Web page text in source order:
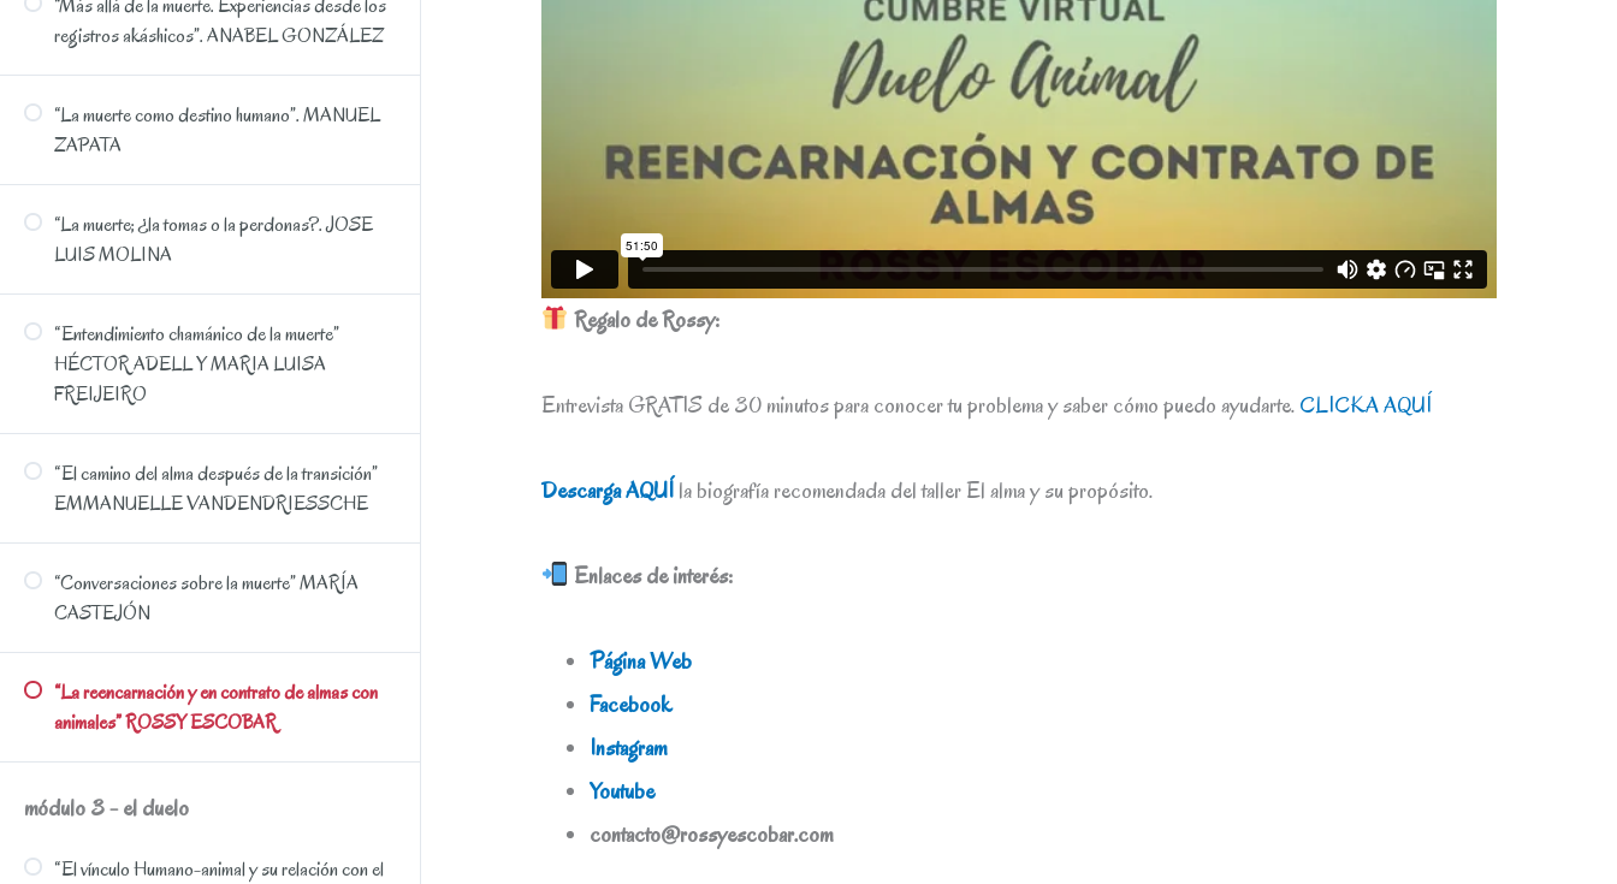
registros akáshicos”. ANABEL GONZÁLEZ
“La muerte como destino humano”. MANUEL
ZAPATA
“La muerte; ¿la tomas o la perdonas?. JOSE
LUIS MOLINA
“Entendimiento chamánico de la muerte”
HÉCTOR ADELL Y MARIA LUISA
FREIJEIRO
“El camino del alma después de la transición”
EMMANUELLE VANDENDRIESSCHE
“Conversaciones sobre la muerte” MARÍA
CASTEJÓN
“La reencarnación y en contrato de almas con
animales” ROSSY ESCOBAR
módulo 3 - el duelo
“El vínculo Humano-animal y su relación con el
Regalo de Rossy:
Entrevista GRATIS de 30 minutos para conocer tu problema y saber cómo puedo ayudarte.CLICKA AQUÍ
Descarga AQUÍla biografía recomendada del taller El alma y su propósito.
Enlaces de interés:
​Página Web​
Facebook
Instagram
Youtube
contacto@rossyescobar.com